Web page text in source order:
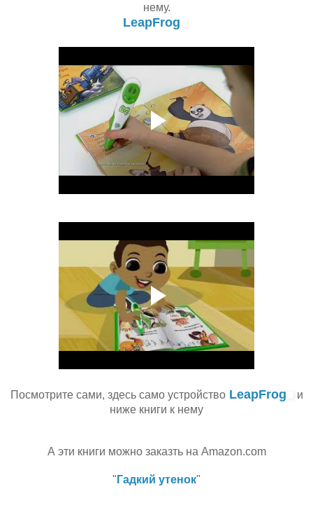
нему.
LeapFrog
Посмотрите сами, здесь само устройство LeapFrog
и
ниже книги к нему
А эти книги можно заказть на Amazon.com
" Гадкий утенок"